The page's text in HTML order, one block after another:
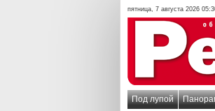
пятница, 7 августа 2026
Под лупой